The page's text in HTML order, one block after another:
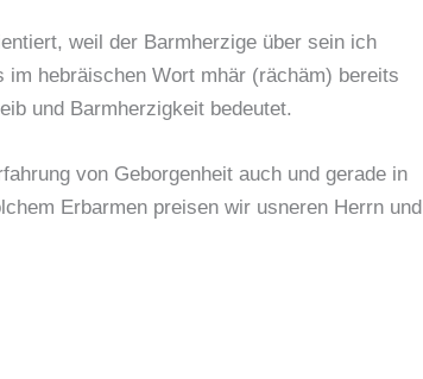
weil der Barmherzige über sein ich
hebräischen Wort mhär (rächäm) bereits
und Barmherzigkeit bedeutet.
von Geborgenheit auch und gerade in
Erbarmen preisen wir usneren Herrn und